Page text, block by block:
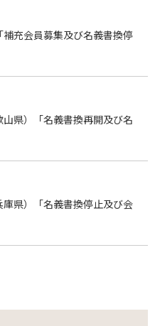
充会員募集及び名義書換停
県）「名義書換再開及び名
県）「名義書換停止及び会